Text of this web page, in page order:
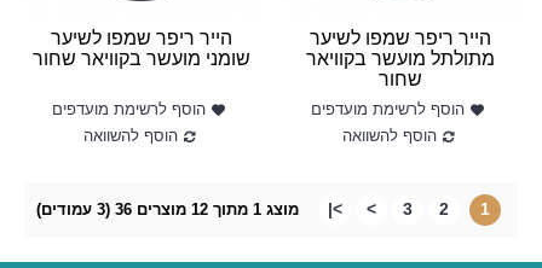
הייר ריפר שמפו לשיער
מתולתל מועשר בקוויאר
שחור
הוסף לרשימת מועדפים
הוסף להשוואה
הייר ריפר שמפו לשיער
שומני מועשר בקוויאר שחור
הוסף לרשימת מועדפים
הוסף להשוואה
1
2
3
>
>| מוצג 1 מתוך 12 מוצרים 36 (3 עמודים)